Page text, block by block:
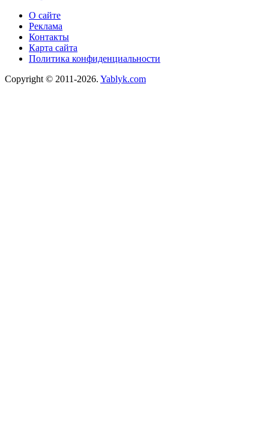
О сайте
Реклама
Контакты
Карта сайта
Политика конфиденциальности
Copyright © 2011-2026. Yablyk.сom